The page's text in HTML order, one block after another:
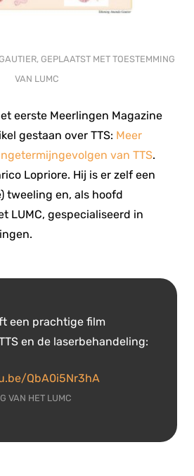
GEPLAATST MET TOESTEMMING
VAN LUMC
eerste Meerlingen Magazine
gestaan over TTS: Meer
van TTS.
Lopriore. Hij is er zelf een
tweeling en, als hoofd
LUMC, gespecialiseerd in
een prachtige film
en de laserbehandeling:
QbA0i5Nr3hA
VAN HET LUMC